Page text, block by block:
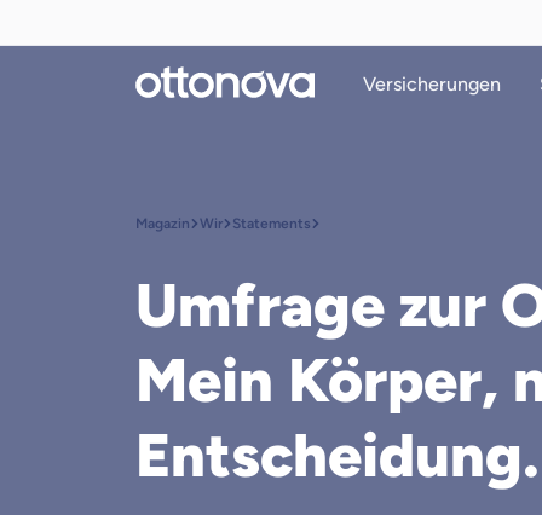
Versicherungen
Magazin Wir Statements
Umfrage zur
Mein Körper,
Entscheidung.